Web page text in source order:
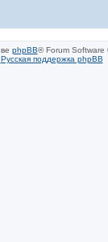
phpBB® Forum Software
Русская поддержка phpBB